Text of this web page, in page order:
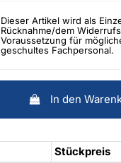
Dieser Artikel wird als
Rücknahme/dem
Voraussetzung für
geschultes Fachpersonal.
In den
Stückpreis